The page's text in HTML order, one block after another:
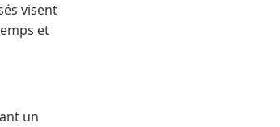
visent
et
un